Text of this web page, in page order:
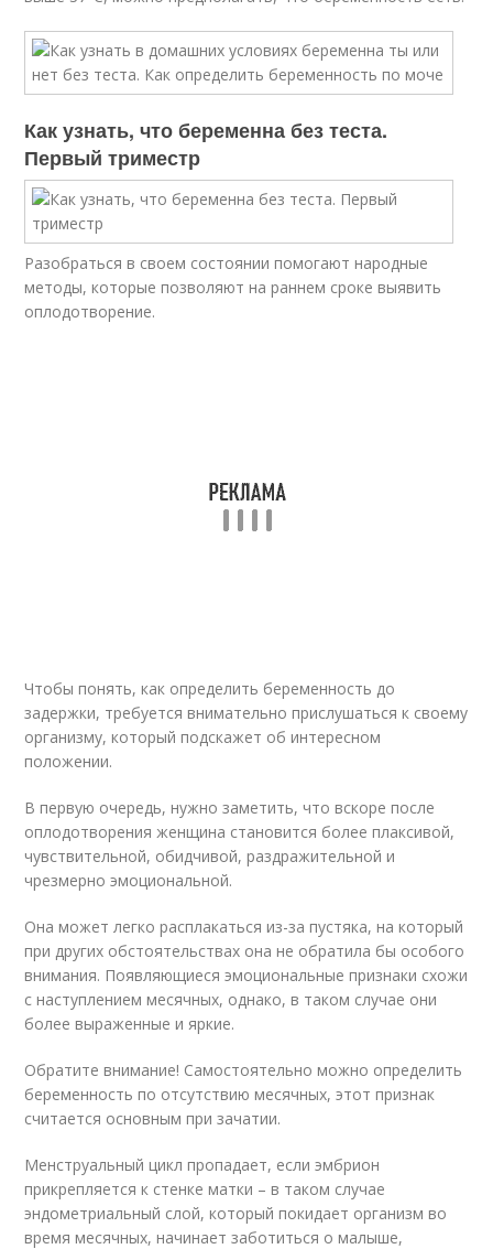
Как узнать, что беременна без теста.
Первый триместр
Разобраться в своем состоянии помогают народные
методы, которые позволяют на раннем сроке выявить
оплодотворение.
Чтобы понять, как определить беременность до
задержки, требуется внимательно прислушаться к своему
организму, который подскажет об интересном
положении.
В первую очередь, нужно заметить, что вскоре после
оплодотворения женщина становится более плаксивой,
чувствительной, обидчивой, раздражительной и
чрезмерно эмоциональной.
Она может легко расплакаться из-за пустяка, на который
при других обстоятельствах она не обратила бы особого
внимания. Появляющиеся эмоциональные признаки схожи
с наступлением месячных, однако, в таком случае они
более выраженные и яркие.
Обратите внимание! Самостоятельно можно определить
беременность по отсутствию месячных, этот признак
считается основным при зачатии.
Менструальный цикл пропадает, если эмбрион
прикрепляется к стенке матки – в таком случае
эндометриальный слой, который покидает организм во
время месячных, начинает заботиться о малыше,